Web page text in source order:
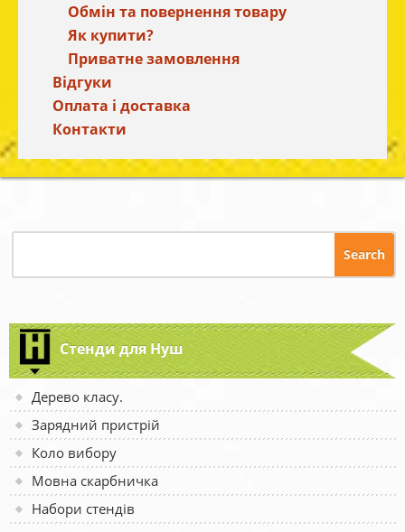
Обмін та повернення товару
Як купити?
Приватне замовлення
Відгуки
Оплата і доставка
Контакти
Стенди для Нуш
Дерево класу.
Зарядний пристрій
Коло вибору
Мовна скарбничка
Набори стендів